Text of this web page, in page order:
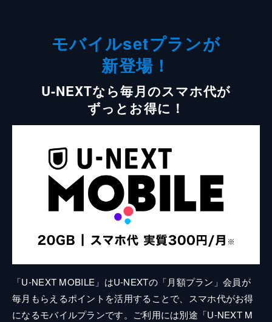
モバイルsetプランが
新登場！
U-NEXTなら毎月のスマホ代が
ずっとお得に！
「U-NEXT MOBILE」はU-NEXTの「月額プラン」会員が
毎月もらえるポイントを活用することで、スマホ代がお得
になるモバイルプランです。ご利用には別途「U-NEXT M